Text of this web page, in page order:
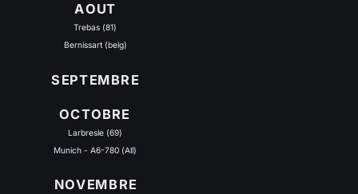
AOUT
Trebas (81)
Bernissart (belg)
SEPTEMBRE
OCTOBRE
Larbresle (69)
Munich - A6-780 (All)
NOVEMBRE